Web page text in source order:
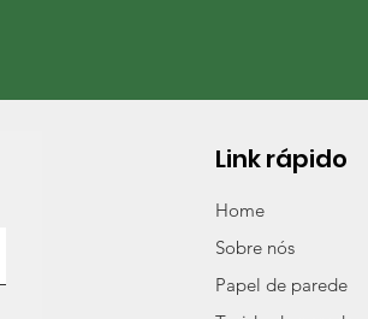
Link rápido
Home
Sobre nós
Papel de parede